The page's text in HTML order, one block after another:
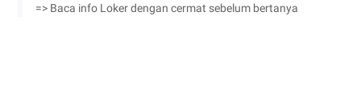
=> Baca info Loker dengan cermat sebelum bertanya